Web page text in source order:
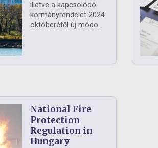
illetve a kapcsolódó
kormányrendelet 2024
októberétől új módo...
National Fire
Protection
Regulation in
Hungary